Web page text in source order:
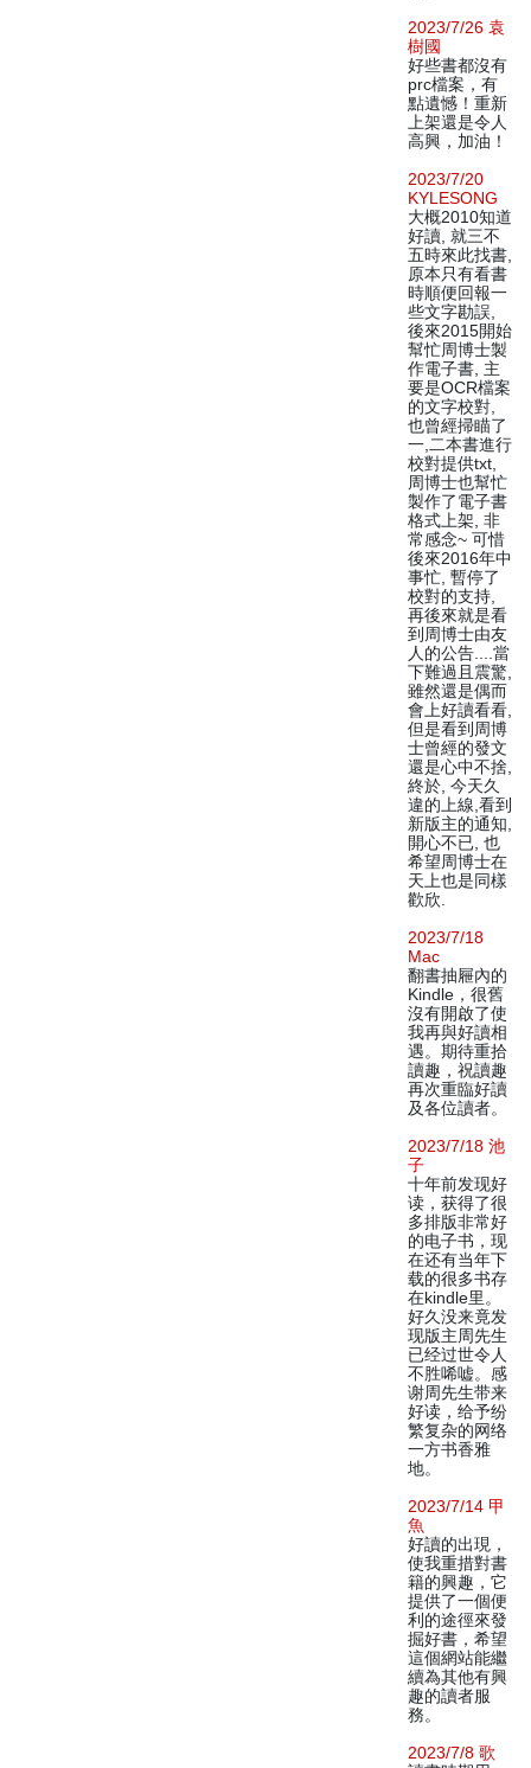
2023/7/26 袁
樹國
好些書都沒有
prc檔案，有
點遺憾！重新
上架還是令人
高興，加油！
2023/7/20
KYLESONG
大概2010知道
好讀, 就三不
五時來此找書,
原本只有看書
時順便回報一
些文字勘誤,
後來2015開始
幫忙周博士製
作電子書, 主
要是OCR檔案
的文字校對,
也曾經掃瞄了
一,二本書進行
校對提供txt,
周博士也幫忙
製作了電子書
格式上架, 非
常感念~ 可惜
後來2016年中
事忙, 暫停了
校對的支持,
再後來就是看
到周博士由友
人的公告....當
下難過且震驚,
雖然還是偶而
會上好讀看看,
但是看到周博
士曾經的發文
還是心中不捨,
終於, 今天久
違的上線,看到
新版主的通知,
開心不已, 也
希望周博士在
天上也是同樣
歡欣.
2023/7/18
Mac
翻書抽屜內的
Kindle，很舊
沒有開啟了使
我再與好讀相
遇。期待重拾
讀趣，祝讀趣
再次重臨好讀
及各位讀者。
2023/7/18 池
子
十年前发现好
读，获得了很
多排版非常好
的电子书，现
在还有当年下
载的很多书存
在kindle里。
好久没来竟发
现版主周先生
已经过世令人
不胜唏嘘。感
谢周先生带来
好读，给予纷
繁复杂的网络
一方书香雅
地。
2023/7/14 甲
魚
好讀的出現，
使我重措對書
籍的興趣，它
提供了一個便
利的途徑來發
掘好書，希望
這個網站能繼
續為其他有興
趣的讀者服
務。
2023/7/8 歌